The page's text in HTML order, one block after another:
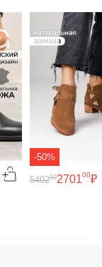
-50%
270100₽
540200